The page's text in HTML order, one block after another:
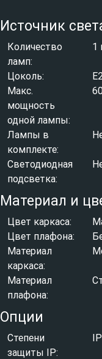
Источник
Количество
ламп:
1
Цоколь:
Макс.
мощность
одной лампы:
Лампы в
комплекте:
Светодиодная
подсветка:
Материал и
Цвет каркаса:
Цвет плафона:
Материал
каркаса:
Материал
плафона:
Опции
Степени
защиты IP: